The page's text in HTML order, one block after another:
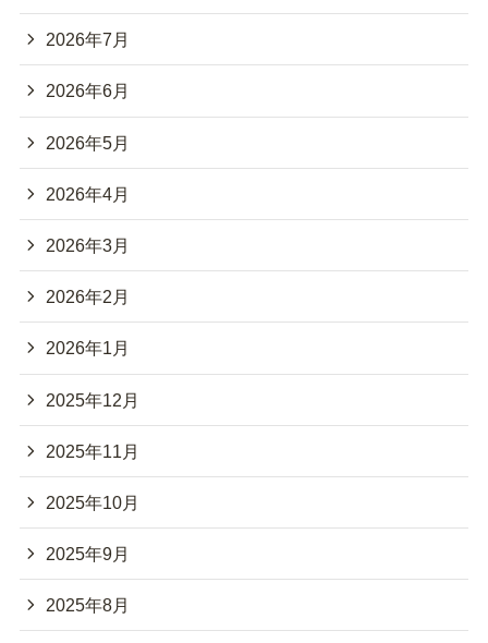
2026年7月
2026年6月
2026年5月
2026年4月
2026年3月
2026年2月
2026年1月
2025年12月
2025年11月
2025年10月
2025年9月
2025年8月